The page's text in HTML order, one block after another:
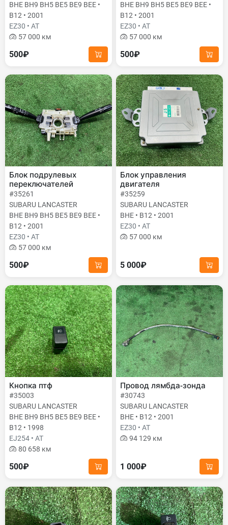
BHE BH9 BH5 BE5 BE9 BEE •
B12 • 2001
EZ30 • AT
57 000 км
500₽
BHE BH9 BH5 BE5 BE9 BEE •
B12 • 2001
EZ30 • AT
57 000 км
500₽
Блок подрулевых
переключателей
#35261
SUBARU LANCASTER
BHE BH9 BH5 BE5 BE9 BEE •
B12 • 2001
EZ30 • AT
57 000 км
500₽
Блок управления
двигателя
#35259
SUBARU LANCASTER
BHE • B12 • 2001
EZ30 • AT
57 000 км
5 000₽
Кнопка птф
#35003
SUBARU LANCASTER
BHE BH9 BH5 BE5 BE9 BEE •
B12 • 1998
EJ254 • AT
80 658 км
500₽
Провод лямбда-зонда
#30743
SUBARU LANCASTER
BHE • B12 • 2001
EZ30 • AT
94 129 км
1 000₽